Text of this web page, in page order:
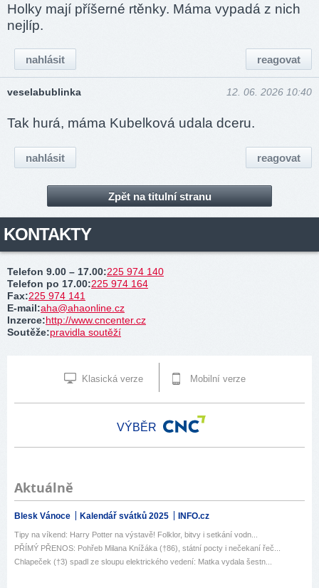
Holky mají příšerné rtěnky. Máma vypadá z nich
nejlíp.
reagovat
nahlásit
veselabublinka 12. 06. 2026 10:40
Tak hurá, máma Kubelková udala dceru.
reagovat
nahlásit
Zpět na titulní stranu
KONTAKTY
Telefon 9.00 – 17.00:225 974 140
Telefon po 17.00:225 974 164
Fax:225 974 141
E-mail:aha@ahaonline.cz
Inzerce:http://www.cncenter.cz
Soutěže:pravidla soutěží
Klasická verze Mobilní verze
VÝBĚR
Aktuálně
Blesk Vánoce Kalendář svátků 2025 INFO.cz
Tipy na víkend: Harry Potter na výstavě! Folklor, bitvy i setkání vodn...
PŘÍMÝ PŘENOS: Pohřeb Milana Knížáka (†86), státní pocty i nečekaní řeč...
Chlapeček (†3) spadl ze sloupu elektrického vedení: Matka vydala šestn...